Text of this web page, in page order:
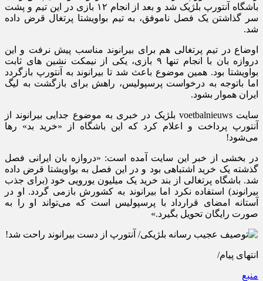
باشگاه آنتورپ بلژیک شد و بعد از انجام ۱۲ بازی در این تیم و پشت
سر گذاشتن یک فصل ناموفق، به تیم بواویشتا پرتغال قرض داده
شد.
اوضاع در تیم پرتغالی هم برای بیرانوند مناسب پیش نرفت و این
دروازه بان با انجام تنها ۹ بازی، یکی از نیمکت نشین های ثابت
بواویشتا بود. همین موضوع باعث شد تا بیرانوند به آنتورپ بازگردد
اما باتوجه به درخواست پرسپولیس، راهش برای بازگشت به لیگ
ایران هموار بشود.
سایت voetbalnieuws بلژیک در خبری به موضوع جدایی بیرانوند از
آنتورپ پرداخت و اعلام کرد که این باشگاه از «خرید بد» رها
می‌شود!
در بخشی از خبر این سایت آمده است: «دروازه بان ایرانی فصل
گذشته یک خرید اشتباهی بود و در این فصل به بواویشتا قرض داده
شد. باشگاه پرتغالی از بند خرید یک میلیون یورویی خود (برای جذب
بیرانوند) استفاده نکرد اما بیرانوند به کشورش بازمی گردد. او در
آستانه امضای قرارداد با پرسپولیس است که می‌تواند او را به
صورت رایگان تحویل بگیرد.»
انتهای پیام/
منبع